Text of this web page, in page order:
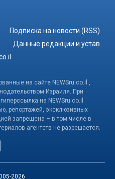
Подписка на новости (RSS)
Данные редакции и устав
на сайте NEWSru.co.il ,
Израиля. При
на NEWSru.co.il
репортажей, эксклюзивных
запрещена – в том числе в
агентств не разрешается.
2026